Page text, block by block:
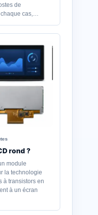
de
chaque cas,…
rond ?
module
la technologie
à transistors en
à un écran